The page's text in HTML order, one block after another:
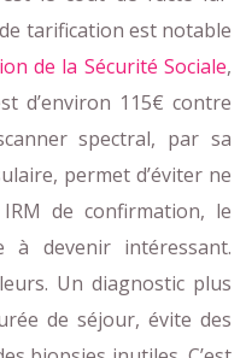
tarification est notable
de la Sécurité Sociale,
d’environ 115€ contre
spectral, par sa
permet d’éviter ne
de confirmation, le
à devenir intéressant.
Un diagnostic plus
de séjour, évite des